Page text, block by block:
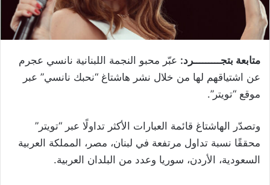
متابعة بتجـــــــــرد: عبّر محبو النجمة اللبنانية نانسي عجرم
عن اشتياقهم لها من خلال نشر هاشتاغ “نحبك نانسي” عبر
موقع “تويتر”.
وتصدّر الهاشتاغ قائمة العبارات الأكثر تداولًا عبر “تويتر”
محققًا نسبة تداول مرتفعة في لبنان، مصر، المملكة العربية
السعودية، الأردن، سوريا وعدد من البلدان العربية.